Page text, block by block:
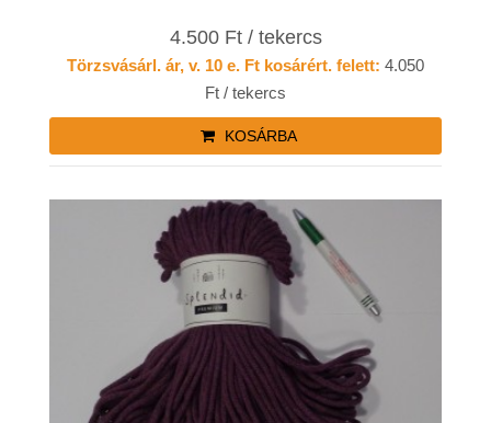
4.500 Ft / tekercs
Törzsvásárl. ár, v. 10 e. Ft kosárért. felett: 4.050
Ft / tekercs
KOSÁRBA